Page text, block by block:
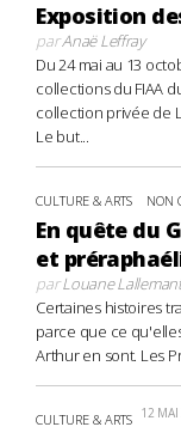
Exposition
parAnaë Leffray
Du 24 mai au 13
collections du FIAA
collection privée de
Le but...
CULTURE & ARTS NON
En quête du
et
parLouane Lallemant
Certaines histoires
parce que ce
Arthur en sont. Les
CULTURE & ARTS 12